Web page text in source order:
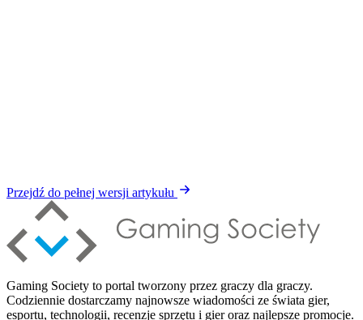
Przejdź do pełnej wersji artykułu
Gaming Society to portal tworzony przez graczy dla graczy.
Codziennie dostarczamy najnowsze wiadomości ze świata gier,
esportu, technologii, recenzje sprzętu i gier oraz najlepsze promocje.